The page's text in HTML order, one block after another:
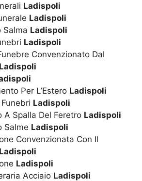
Ladispoli
Ladispoli
Salma Ladispoli
Ladispoli
Convenzionato Dal
Ladispoli
Per L’Estero Ladispoli
Ladispoli
A Spalla Del Feretro Ladispoli
Salme Ladispoli
Convenzionata Con Il
Ladispoli
Ladispoli
Acciaio Ladispoli